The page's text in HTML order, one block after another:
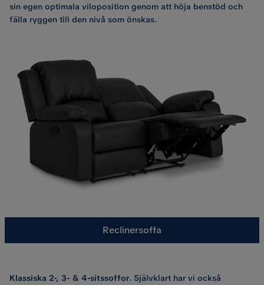
sin egen optimala viloposition genom att höja benstöd och
fälla ryggen till den nivå som önskas.
Reclinersoffa
Klassiska 2-, 3- & 4-sitssoffor. Självklart har vi också